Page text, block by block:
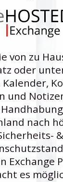
von zu
oder
Kalender,
und
nach
&
Exchange
es